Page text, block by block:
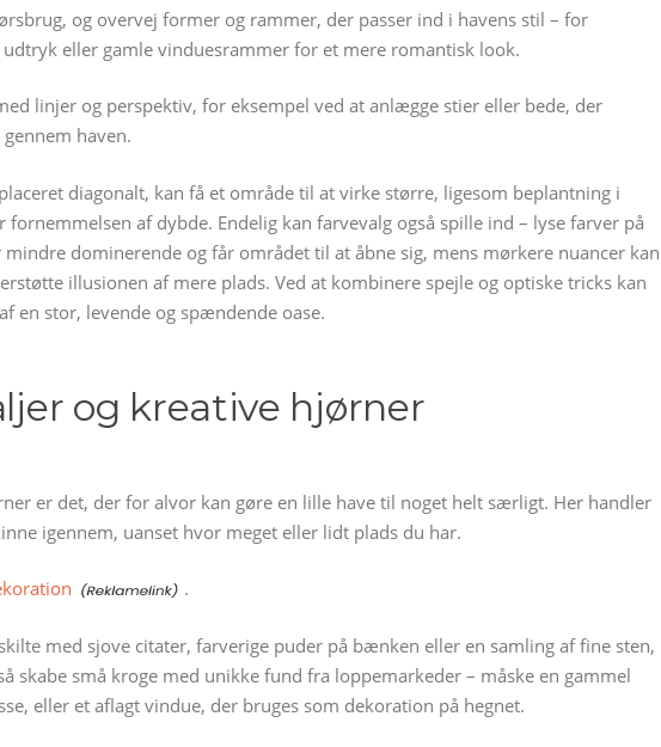
og overvej former og rammer, der passer ind i havens stil – for
eller gamle vinduesrammer for et mere romantisk look.
linjer og perspektiv, for eksempel ved at anlægge stier eller bede, der
haven.
diagonalt, kan få et område til at virke større, ligesom beplantning i
af dybde. Endelig kan farvevalg også spille ind – lyse farver på
dominerende og får området til at åbne sig, mens mørkere nuancer kan
illusionen af mere plads. Ved at kombinere spejle og optiske tricks kan
en stor, levende og spændende oase.
og kreative hjørner
er det, der for alvor kan gøre en lille have til noget helt særligt. Her handler
igennem, uanset hvor meget eller lidt plads du har.
.
med sjove citater, farverige puder på bænken eller en samling af fine sten,
skabe små kroge med unikke fund fra loppemarkeder – måske en gammel
eller et aflagt vindue, der bruges som dekoration på hegnet.